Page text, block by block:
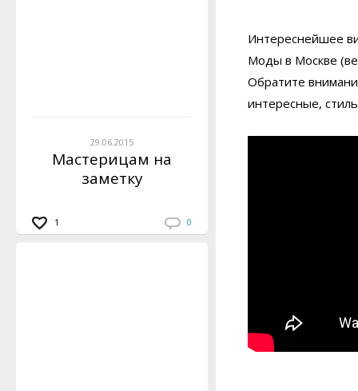
29.06.2015
Мастерицам на
заметку
1 0
Интереснейшее
Моды в Москве
Обратите
интересные,